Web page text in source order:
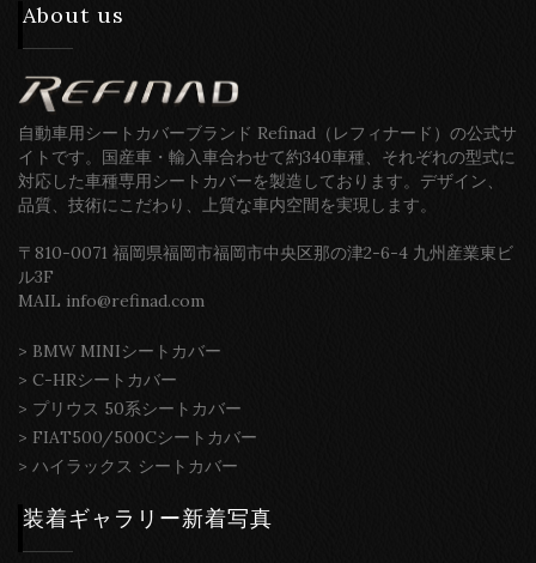
About us
自動車用シートカバーブランド Refinad（レフィナード）の公式サ
イトです。国産車・輸入車合わせて約340車種、それぞれの型式に
対応した車種専用シートカバーを製造しております。デザイン、
品質、技術にこだわり、上質な車内空間を実現します。
〒810-0071 福岡県福岡市福岡市中央区那の津2-6-4 九州産業東ビ
ル3F
MAIL info@refinad.com
> BMW MINIシートカバー
> C-HRシートカバー
> プリウス 50系シートカバー
> FIAT500/500Cシートカバー
> ハイラックス シートカバー
装着ギャラリー新着写真